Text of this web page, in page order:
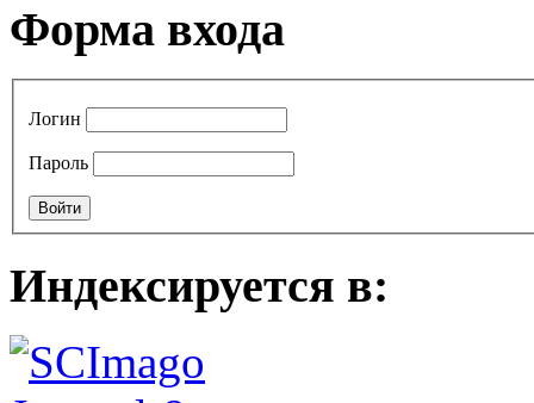
Форма входа
Логин
Пароль
Индексируется в: